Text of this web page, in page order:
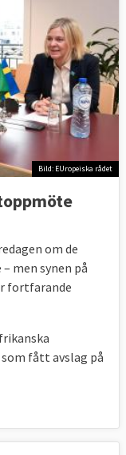
Bild: EUropeiska rådet
om de
men synen på
fortfarande
fått avslag på